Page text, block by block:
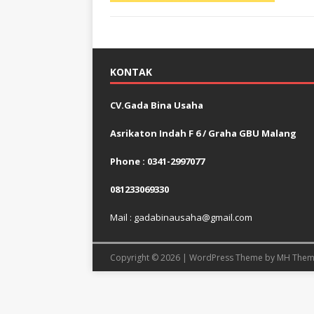
KONTAK
CV.Gada Bina Usaha
Asrikaton Indah F 6 / Graha GBU Malang
Phone : 0341-2997077
081233069330
Mail : gadabinausaha@gmail.com
Copyright © 2026 | WordPress Theme by MH